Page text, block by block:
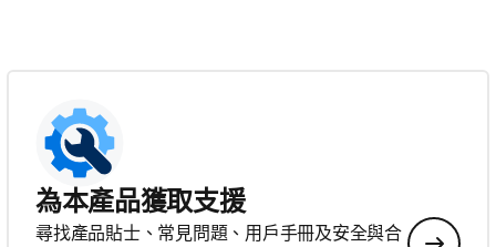
為本產品獲取支援
尋找產品貼士、常見問題、用戶手冊及安全與合